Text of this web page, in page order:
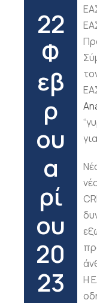
Η
22
Φ
εβ
ρ
ου
α
ρί
ου
20
23